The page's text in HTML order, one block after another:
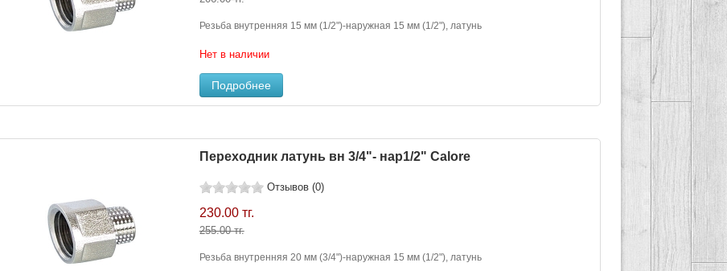
Резьба внутренняя 15 мм (1/2")-наружная 15 мм (1/2"), латунь
Нет в наличии
Подробнее
Переходник латунь вн 3/4"- нар1/2" Calore
Отзывов (0)
230.00 тг.
255.00 тг.
Резьба внутренняя 20 мм (3/4")-наружная 15 мм (1/2"), латунь